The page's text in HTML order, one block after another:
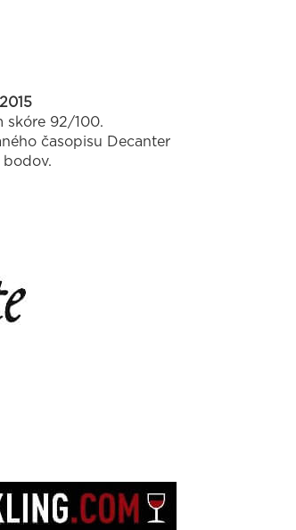
skóre 92/100.
časopisu Decanter
bodov.